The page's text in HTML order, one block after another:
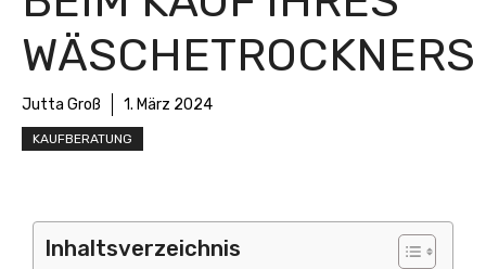
WÄSCHETROCKNERS
Jutta Groß 1. März 2024
KAUFBERATUNG
Inhaltsverzeichnis